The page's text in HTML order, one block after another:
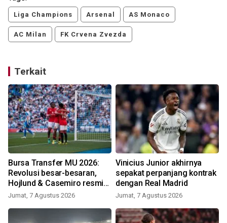
Liga Champions Arsenal AS Monaco
AC Milan FK Crvena Zvezda
Terkait
Bursa Transfer MU 2026:
Revolusi besar-besaran,
Hojlund & Casemiro resmi
didepak!
Jumat, 7 Agustus 2026
Vinicius Junior akhirnya
sepakat perpanjang kontrak
dengan Real Madrid
Jumat, 7 Agustus 2026